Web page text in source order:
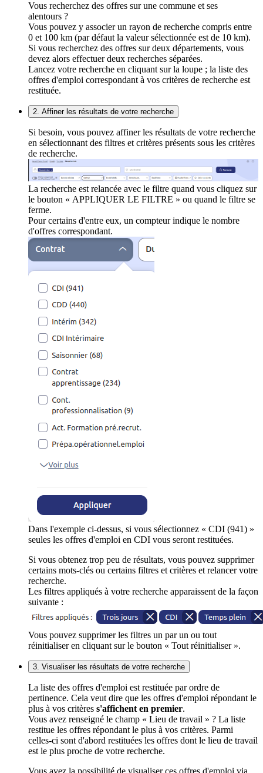
Vous recherchez des offres sur une commune et ses
alentours ?
Vous pouvez y associer un rayon de recherche compris entre
0 et 100 km (par défaut la valeur sélectionnée est de 10 km).
Si vous recherchez des offres sur deux départements, vous
devez alors effectuer deux recherches séparées.
Lancez votre recherche en cliquant sur la loupe ; la liste des
offres d'emploi correspondant à vos critères de recherche est
restituée.
2. Affiner les résultats de votre recherche
Si besoin, vous pouvez affiner les résultats de votre recherche
en sélectionnant des filtres et critères présents sous les critères
de recherche.
La recherche est relancée avec le filtre quand vous cliquez sur
le bouton « APPLIQUER LE FILTRE » ou quand le filtre se
ferme.
Pour certains d'entre eux, un compteur indique le nombre
d'offres correspondant.
Dans l'exemple ci-dessus, si vous sélectionnez « CDI (941) »
seules les offres d'emploi en CDI vous seront restituées.
Si vous obtenez trop peu de résultats, vous pouvez supprimer
certains mots-clés ou certains filtres et critères et relancer votre
recherche.
Les filtres appliqués à votre recherche apparaissent de la façon
suivante :
Vous pouvez supprimer les filtres un par un ou tout
réinitialiser en cliquant sur le bouton « Tout réinitialiser ».
3. Visualiser les résultats de votre recherche
La liste des offres d'emploi est restituée par ordre de
pertinence. Cela veut dire que les offres d'emploi répondant le
plus à vos critères s'affichent en premier.
Vous avez renseigné le champ « Lieu de travail » ? La liste
restitue les offres répondant le plus à vos critères. Parmi
celles-ci sont d'abord restituées les offres dont le lieu de travail
est le plus proche de votre recherche.
Vous avez la possibilité de visualiser ces offres d'emploi via